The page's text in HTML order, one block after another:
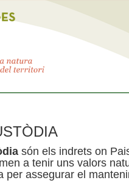
són els indrets on
a tenir uns valors
per assegurar el